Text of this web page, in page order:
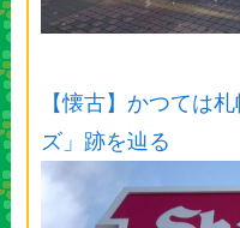
【懐古】かつては
ズ」跡を辿る